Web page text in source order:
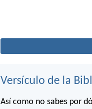
Versículo de la
Así como no sabes por